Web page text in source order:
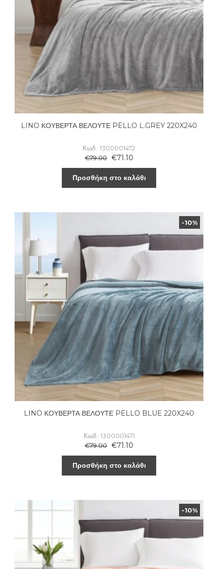
LINO ΚΟΥΒΕΡΤΑ ΒΕΛΟΥΤΕ PELLO L.GREY 220X240
Κωδ.: 1300001472
€79.00 €71.10
Προσθήκη στο καλάθι
-10%
LINO ΚΟΥΒΕΡΤΑ ΒΕΛΟΥΤΕ PELLO BLUE 220X240
Κωδ.: 1300001471
€79.00 €71.10
Προσθήκη στο καλάθι
-10%